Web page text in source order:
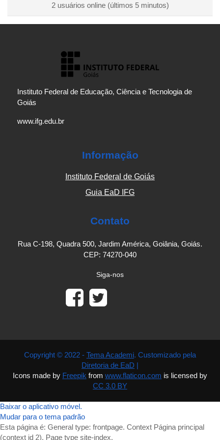
2 usuários online (últimos 5 minutos)
Instituto Federal de Educação, Ciência e Tecnologia de
Goiás
www.ifg.edu.br
Informação
Instituto Federal de Goiás
Guia EaD IFG
Contato
Rua C-198, Quadra 500, Jardim América, Goiânia, Goiás.
CEP: 74270-040
Siga-nos
Copyright © 2022 - Tema Academi. Customizado pela
Diretoria de EaD
Icons made by Freepik from www.flaticon.com is licensed by
CC 3.0 BY
Baixar o aplicativo móvel.
Mudar para o tema padrão
Esta página é: General type: frontpage. Context Página principal
(context id 2). Page type site-index.